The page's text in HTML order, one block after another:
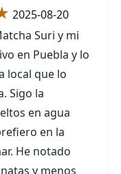
2025-08-20
Suri y mi
en Puebla y lo
local que lo
Sigo la
en agua
en la
He notado
y menos